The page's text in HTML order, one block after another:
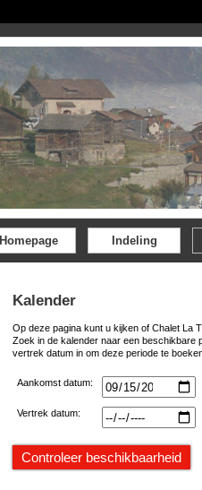
Homepage Indeling
Kalender
Op deze pagina kunt u kijken of Chalet La
Zoek in de kalender naar een beschikbare
vertrek datum in om deze periode te
Aankomst datum:
Vertrek datum: